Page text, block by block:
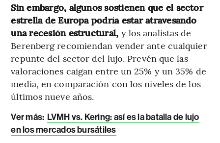
Sin embargo, algunos sostienen que el sector
estrella de Europa podría estar atravesando
una recesión estructural, y los analistas de
Berenberg recomiendan vender ante cualquier
repunte del sector del lujo. Prevén que las
valoraciones caigan entre un 25% y un 35% de
media, en comparación con los niveles de los
últimos nueve años.
Ver más: LVMH vs. Kering: así es la batalla de lujo
en los mercados bursátiles